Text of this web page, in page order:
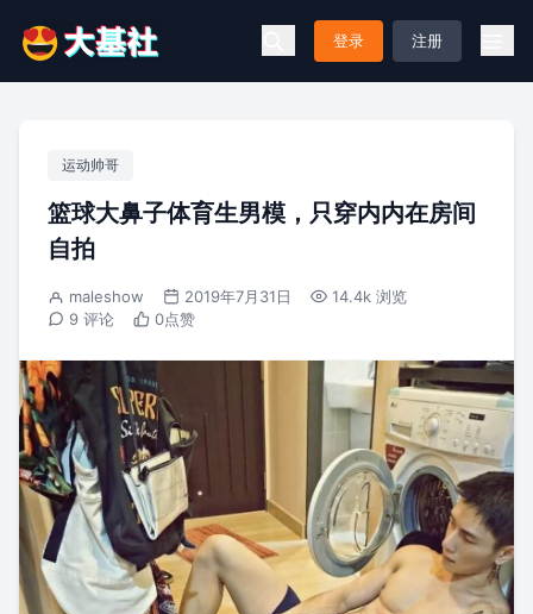
登录 注册
运动帅哥
篮球大鼻子体育生男模，只穿内内在房间
自拍
maleshow 2019年7月31日
14.4k 浏览
9 评论
0点赞